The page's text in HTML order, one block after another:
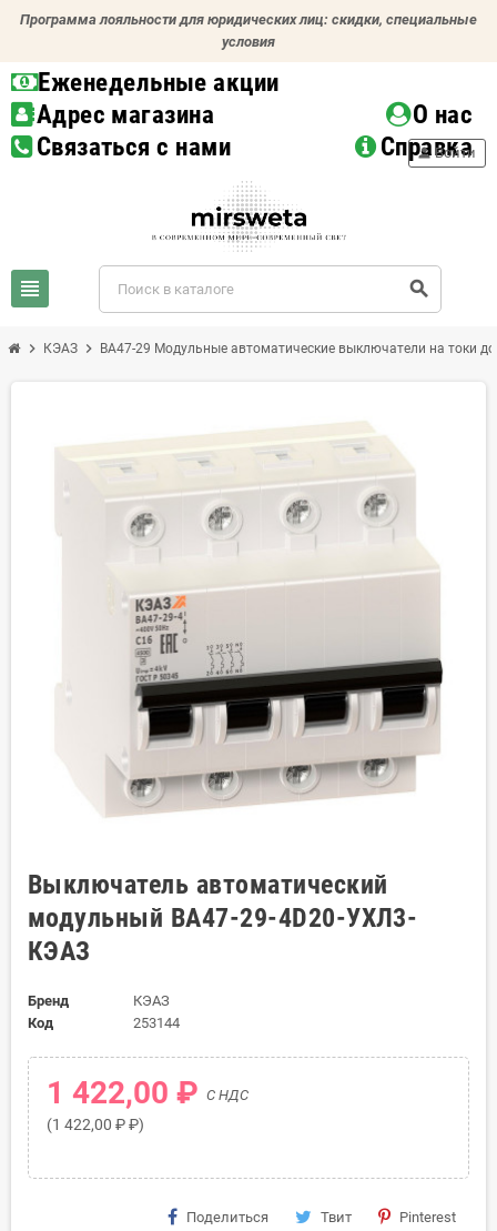
Программа лояльности для юридических лиц: скидки, специальные
условия
Еженедельные акции
Адрес магазина
О нас
Связаться с нами
Справка
view_headline search
person Войти
chevron_right КЭАЗ chevron_right ВА47-29 Модульные автоматические выключатели на токи
Выключатель автоматический
модульный ВА47-29-4D20-УХЛ3-
КЭАЗ
Бренд
КЭАЗ
Код
253144
1 422,00 ₽ С НДС
(1 422,00 ₽ ₽)
Поделиться Твит Pinterest